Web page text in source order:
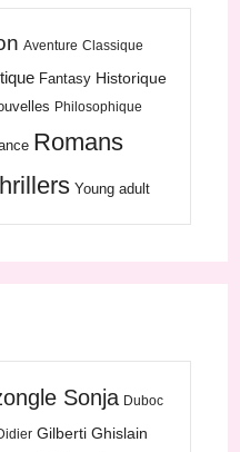
Aventure Classique
Fantasy Historique
Philosophique
Romans
Young adult
Sonja Duboc
Gilberti Ghislain